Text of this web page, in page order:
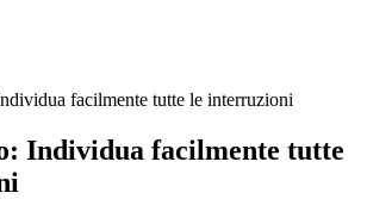
facilmente tutte le interruzioni
Individua facilmente tutte